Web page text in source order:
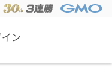
ン